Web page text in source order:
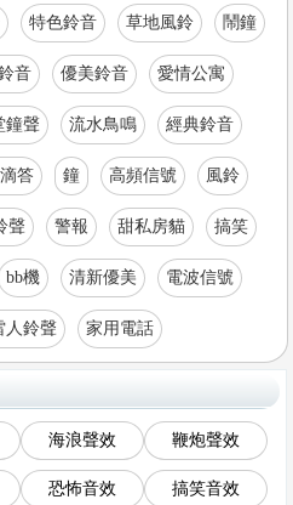
特色鈴音 草地風鈴 鬧鐘
音 優美鈴音 愛情公寓
鐘聲 流水鳥鳴 經典鈴音
答 鐘 高頻信號 風鈴
聲 警報 甜私房貓 搞笑
bb機 清新優美 電波信號
人鈴聲 家用電話
海浪聲效 鞭炮聲效
恐怖音效 搞笑音效